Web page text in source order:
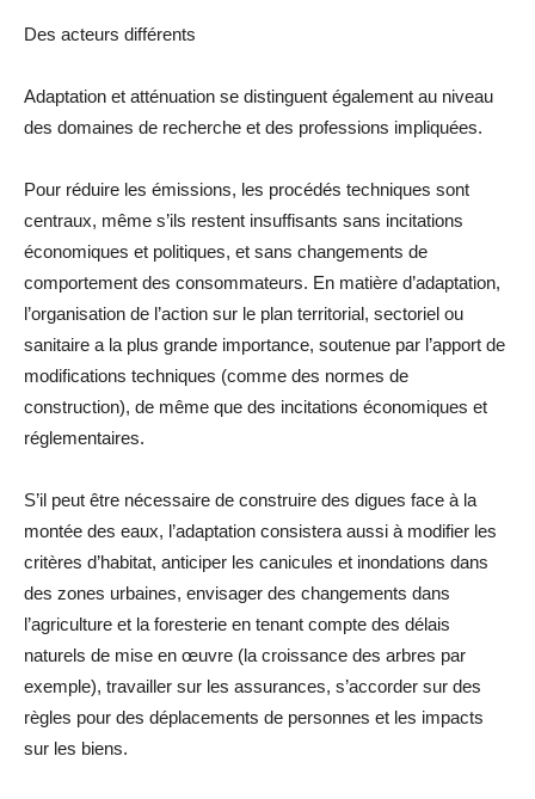
Des acteurs différents
Adaptation et atténuation se distinguent également au niveau
des domaines de recherche et des professions impliquées.
Pour réduire les émissions, les procédés techniques sont
centraux, même s’ils restent insuffisants sans incitations
économiques et politiques, et sans changements de
comportement des consommateurs. En matière d’adaptation,
l’organisation de l’action sur le plan territorial, sectoriel ou
sanitaire a la plus grande importance, soutenue par l’apport de
modifications techniques (comme des normes de
construction), de même que des incitations économiques et
réglementaires.
S’il peut être nécessaire de construire des digues face à la
montée des eaux, l’adaptation consistera aussi à modifier les
critères d’habitat, anticiper les canicules et inondations dans
des zones urbaines, envisager des changements dans
l’agriculture et la foresterie en tenant compte des délais
naturels de mise en œuvre (la croissance des arbres par
exemple), travailler sur les assurances, s’accorder sur des
règles pour des déplacements de personnes et les impacts
sur les biens.